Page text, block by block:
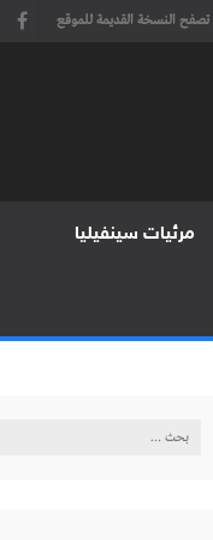
تصفح النسخة القديمة للموقع
مرئيات سينفيليا
البحث